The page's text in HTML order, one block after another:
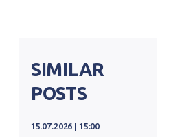
SIMILAR
POSTS
15.07.2026 | 15:00